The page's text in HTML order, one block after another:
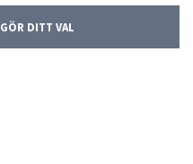
GÖR DITT VAL